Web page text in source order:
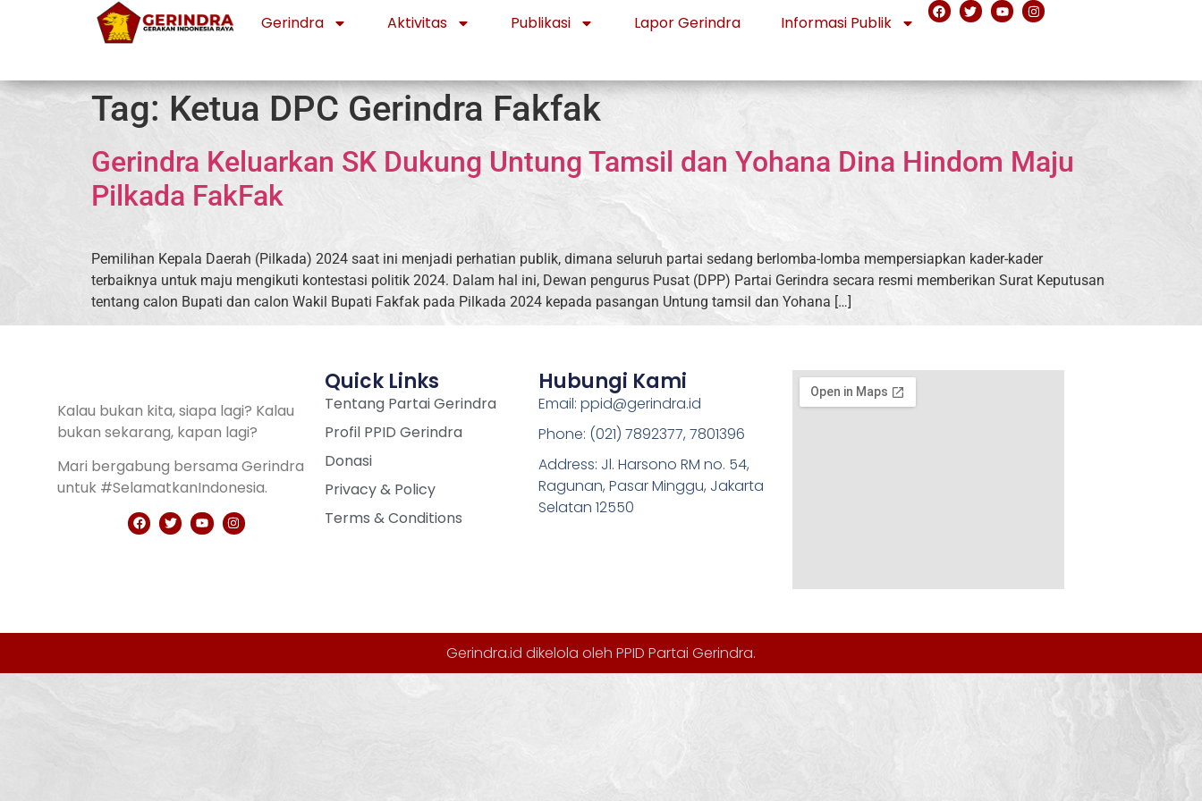
Gerindra Aktivitas Publikasi Lapor Gerindra Informasi Publik
Tag: Ketua DPC Gerindra Fakfak
Gerindra Keluarkan SK Dukung Untung Tamsil dan Yohana Dina Hindom Maju
Pilkada FakFak
Pemilihan Kepala Daerah (Pilkada) 2024 saat ini menjadi perhatian publik, dimana seluruh partai sedang berlomba-lomba mempersiapkan kader-kader
terbaiknya untuk maju mengikuti kontestasi politik 2024. Dalam hal ini, Dewan pengurus Pusat (DPP) Partai Gerindra secara resmi memberikan Surat Keputusan
tentang calon Bupati dan calon Wakil Bupati Fakfak pada Pilkada 2024 kepada pasangan Untung tamsil dan Yohana […]
Kalau bukan kita, siapa lagi? Kalau
bukan sekarang, kapan lagi?
Mari bergabung bersama Gerindra
untuk #SelamatkanIndonesia.
Quick Links
Tentang Partai Gerindra
Profil PPID Gerindra
Donasi
Privacy & Policy
Terms & Conditions
Hubungi Kami
Email: ppid@gerindra.id
Phone: (021) 7892377, 7801396
Address: Jl. Harsono RM no. 54,
Ragunan, Pasar Minggu, Jakarta
Selatan 12550
Gerindra.id dikelola oleh PPID Partai Gerindra.